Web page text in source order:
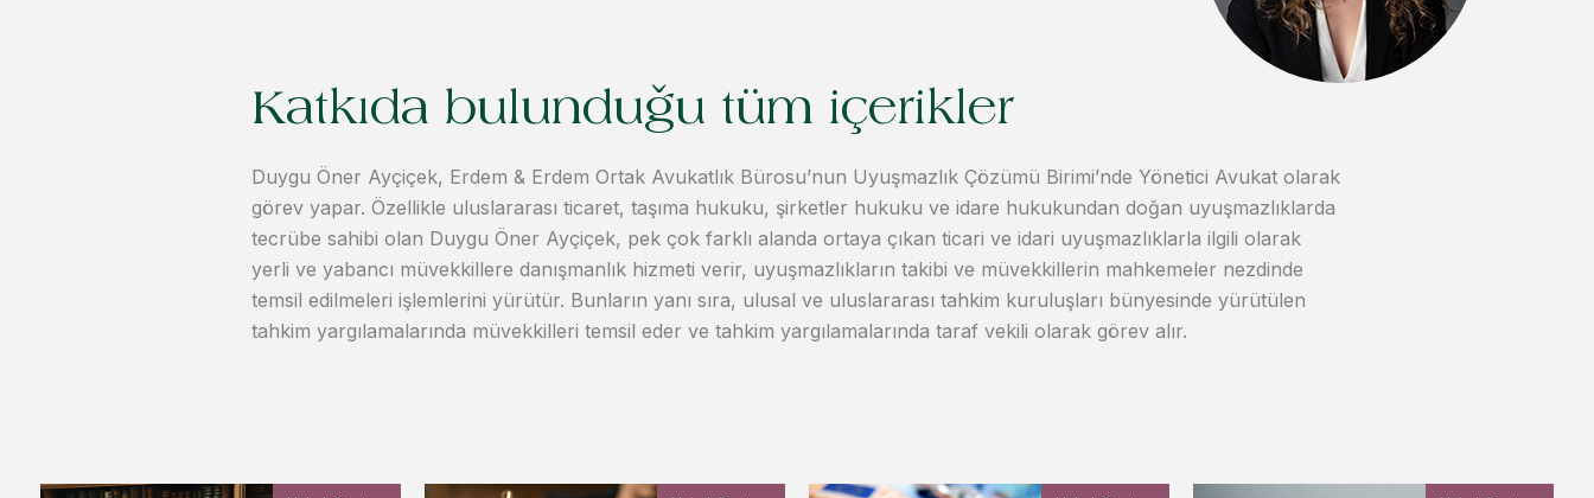
Katkıda bulunduğu tüm içerikler
Duygu Öner Ayçiçek, Erdem & Erdem Ortak Avukatlık Bürosu’nun Uyuşmazlık Çözümü Birimi’nde Yönetici Avukat olarak
görev yapar. Özellikle uluslararası ticaret, taşıma hukuku, şirketler hukuku ve idare hukukundan doğan uyuşmazlıklarda
tecrübe sahibi olan Duygu Öner Ayçiçek, pek çok farklı alanda ortaya çıkan ticari ve idari uyuşmazlıklarla ilgili olarak
yerli ve yabancı müvekkillere danışmanlık hizmeti verir, uyuşmazlıkların takibi ve müvekkillerin mahkemeler nezdinde
temsil edilmeleri işlemlerini yürütür. Bunların yanı sıra, ulusal ve uluslararası tahkim kuruluşları bünyesinde yürütülen
tahkim yargılamalarında müvekkilleri temsil eder ve tahkim yargılamalarında taraf vekili olarak görev alır.